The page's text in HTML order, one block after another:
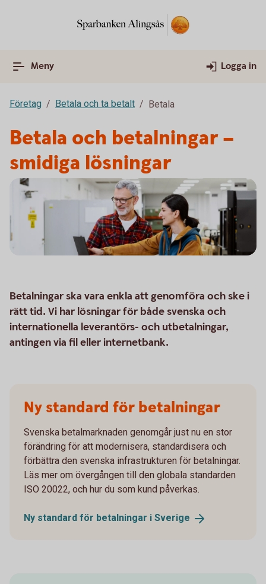
Meny Logga in
Företag Betala och ta betalt Betala
Betala och betalningar –
smidiga lösningar
Betalningar ska vara enkla att genomföra och ske i
rätt tid. Vi har lösningar för både svenska och
internationella leverantörs- och utbetalningar,
antingen via fil eller internetbank.
Ny standard för betalningar
Svenska betalmarknaden genomgår just nu en stor
förändring för att modernisera, standardisera och
förbättra den svenska infrastrukturen för betalningar.
Läs mer om övergången till den globala standarden
ISO 20022, och hur du som kund påverkas.
Ny standard för betalningar i Sverige